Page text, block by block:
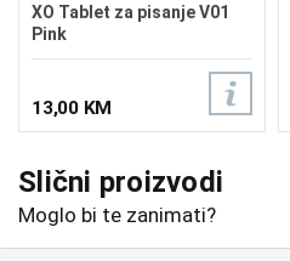
XO Tablet za pisanje V01
Pink
13,00 KM
Slični proizvodi
Moglo bi te zanimati?